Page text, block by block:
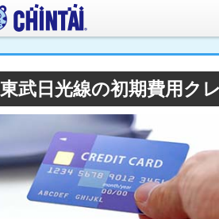
東武日光線の初期費用ク